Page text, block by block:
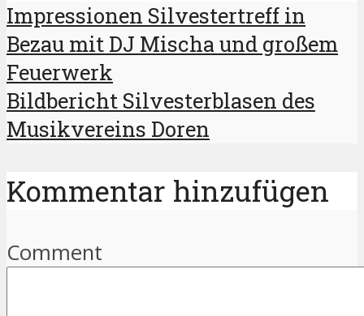
Impressionen Silvestertreff in
Bezau mit DJ Mischa und großem
Feuerwerk
Bildbericht Silvesterblasen des
Musikvereins Doren
Kommentar hinzufügen
Comment